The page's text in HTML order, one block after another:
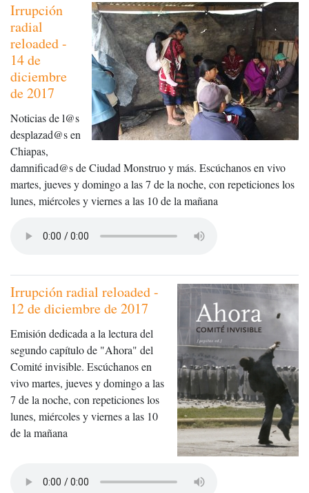
Irrupción
radial
reloaded -
14 de
diciembre
de 2017
Noticias de l@s
desplazad@s en
Chiapas,
damnificad@s de Ciudad Monstruo y más. Escúchanos en vivo
martes, jueves y domingo a las 7 de la noche, con repeticiones los
lunes, miércoles y viernes a las 10 de la mañana
Irrupción radial reloaded -
12 de diciembre de 2017
Emisión dedicada a la lectura del
segundo capítulo de "Ahora" del
Comité invisible. Escúchanos en
vivo martes, jueves y domingo a las
7 de la noche, con repeticiones los
lunes, miércoles y viernes a las 10
de la mañana